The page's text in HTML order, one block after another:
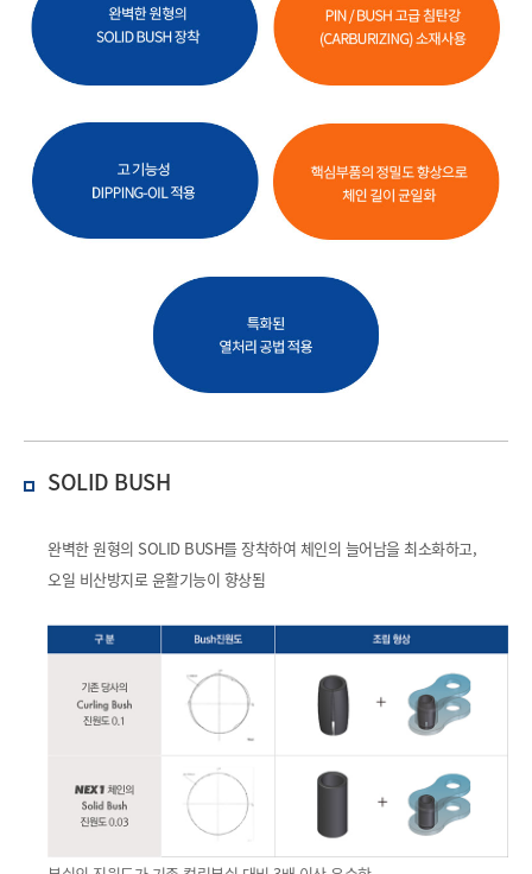
SOLID BUSH
완벽한 원형의 SOLID BUSH를 장착하여 체인의 늘어남을 최소화하고,
오일 비산방지로 윤활기능이 향상됨